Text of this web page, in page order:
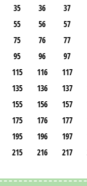
35 36 37
55 56 57
75 76 77
95 96 97
115 116 117
135 136 137
155 156 157
175 176 177
195 196 197
215 216 217